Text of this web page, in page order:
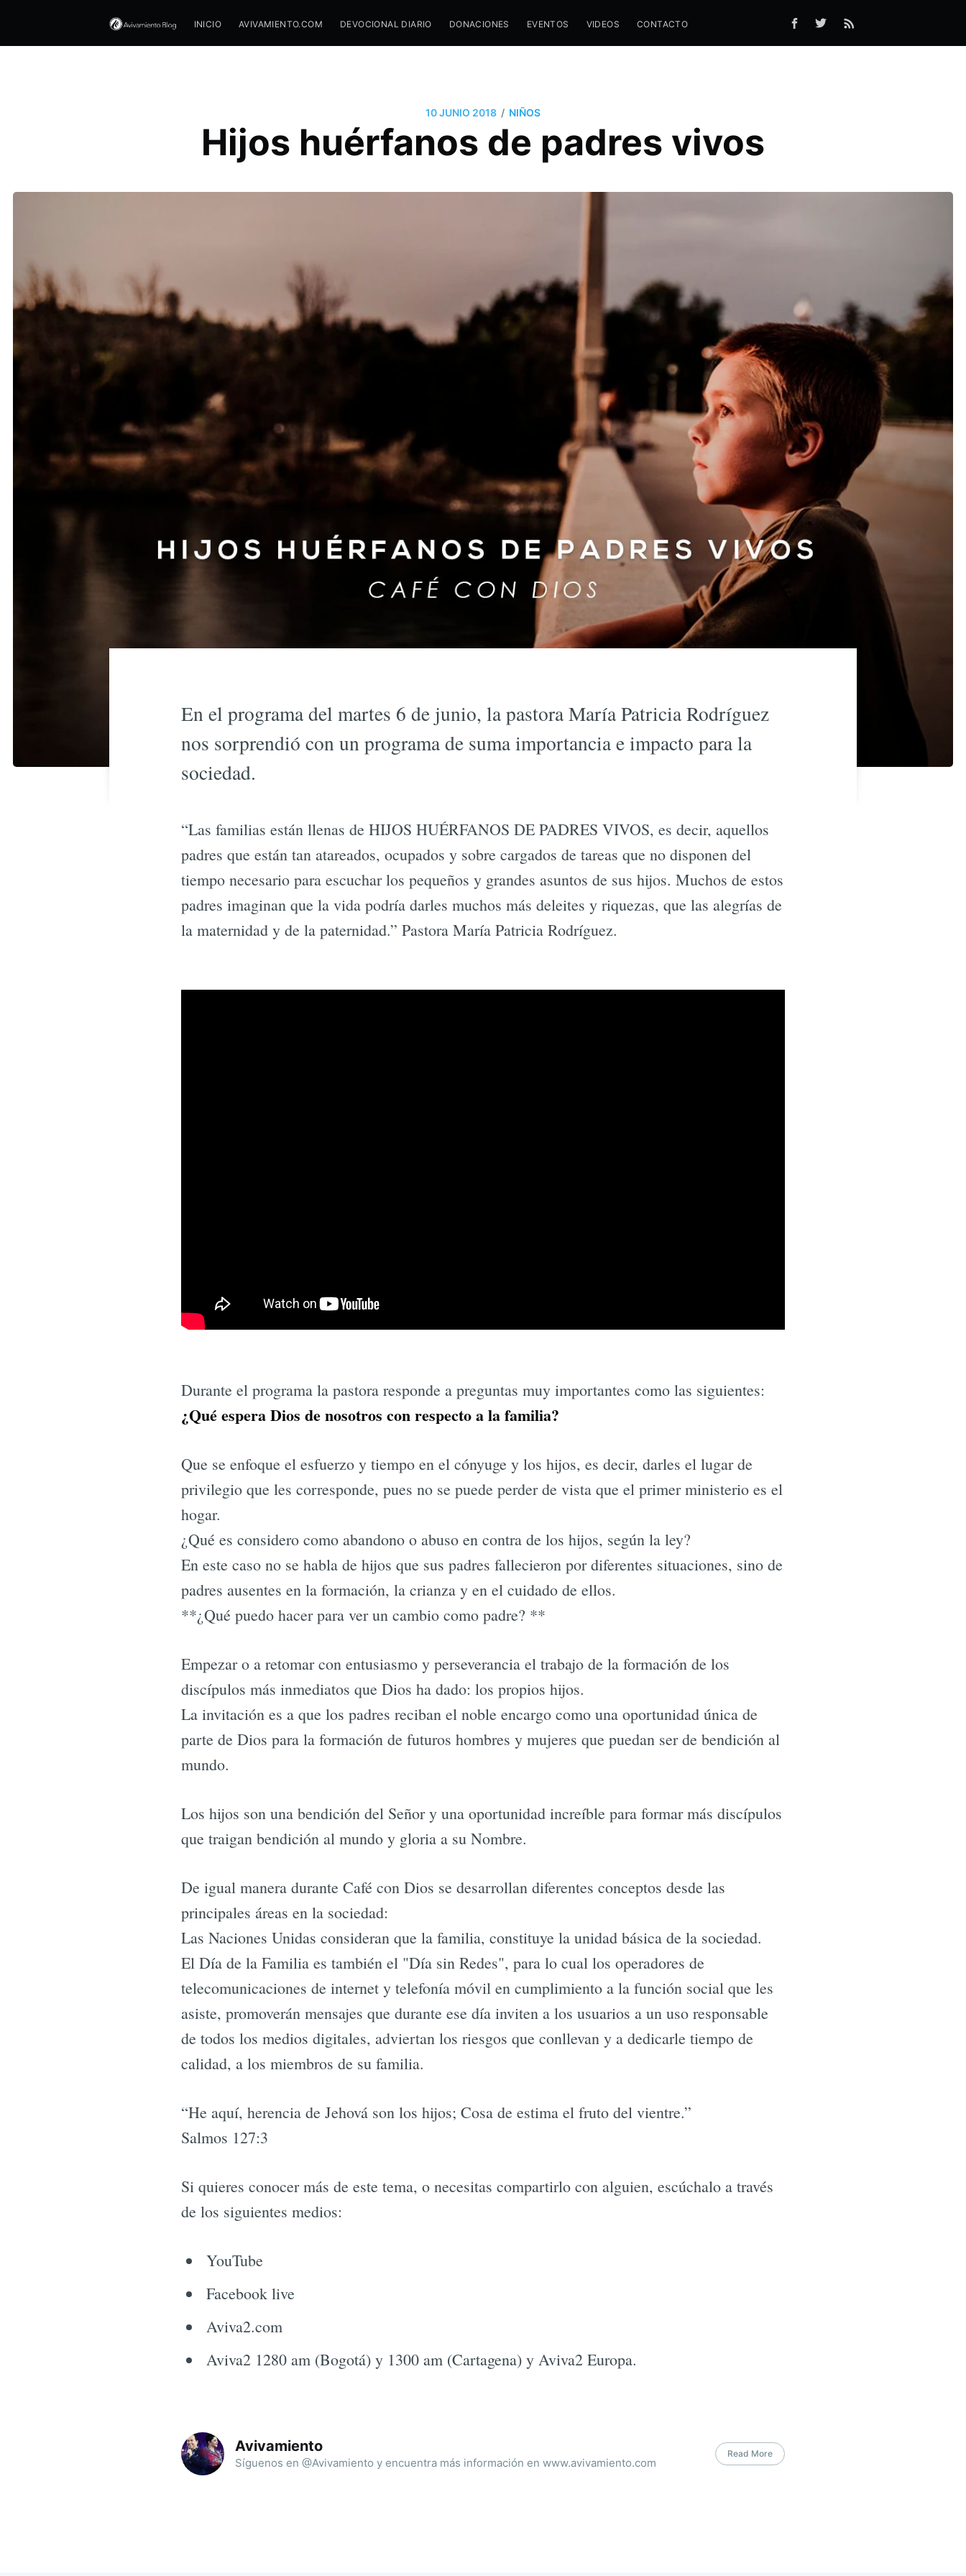
INICIO AVIVAMIENTO.COM DEVOCIONAL DIARIO DONACIONES EVENTOS VIDEOS CONTACTO
10 JUNIO 2018 / NIÑOS
Hijos huérfanos de padres vivos
En el programa del martes 6 de junio, la pastora María Patricia Rodríguez
nos sorprendió con un programa de suma importancia e impacto para la
sociedad.
“Las familias están llenas de HIJOS HUÉRFANOS DE PADRES VIVOS, es decir, aquellos
padres que están tan atareados, ocupados y sobre cargados de tareas que no disponen del
tiempo necesario para escuchar los pequeños y grandes asuntos de sus hijos. Muchos de estos
padres imaginan que la vida podría darles muchos más deleites y riquezas, que las alegrías de
la maternidad y de la paternidad.” Pastora María Patricia Rodríguez.
Durante el programa la pastora responde a preguntas muy importantes como las siguientes:
¿Qué espera Dios de nosotros con respecto a la familia?
Que se enfoque el esfuerzo y tiempo en el cónyuge y los hijos, es decir, darles el lugar de
privilegio que les corresponde, pues no se puede perder de vista que el primer ministerio es el
hogar.
¿Qué es considero como abandono o abuso en contra de los hijos, según la ley?
En este caso no se habla de hijos que sus padres fallecieron por diferentes situaciones, sino de
padres ausentes en la formación, la crianza y en el cuidado de ellos.
**¿Qué puedo hacer para ver un cambio como padre? **
Empezar o a retomar con entusiasmo y perseverancia el trabajo de la formación de los
discípulos más inmediatos que Dios ha dado: los propios hijos.
La invitación es a que los padres reciban el noble encargo como una oportunidad única de
parte de Dios para la formación de futuros hombres y mujeres que puedan ser de bendición al
mundo.
Los hijos son una bendición del Señor y una oportunidad increíble para formar más discípulos
que traigan bendición al mundo y gloria a su Nombre.
De igual manera durante Café con Dios se desarrollan diferentes conceptos desde las
principales áreas en la sociedad:
Las Naciones Unidas consideran que la familia, constituye la unidad básica de la sociedad.
El Día de la Familia es también el "Día sin Redes", para lo cual los operadores de
telecomunicaciones de internet y telefonía móvil en cumplimiento a la función social que les
asiste, promoverán mensajes que durante ese día inviten a los usuarios a un uso responsable
de todos los medios digitales, adviertan los riesgos que conllevan y a dedicarle tiempo de
calidad, a los miembros de su familia.
“He aquí, herencia de Jehová son los hijos; Cosa de estima el fruto del vientre.”
Salmos 127:3
Si quieres conocer más de este tema, o necesitas compartirlo con alguien, escúchalo a través
de los siguientes medios:
YouTube
Facebook live
Aviva2.com
Aviva2 1280 am (Bogotá) y 1300 am (Cartagena) y Aviva2 Europa.
Avivamiento
Síguenos en @Avivamiento y encuentra más información en www.avivamiento.com
Read More